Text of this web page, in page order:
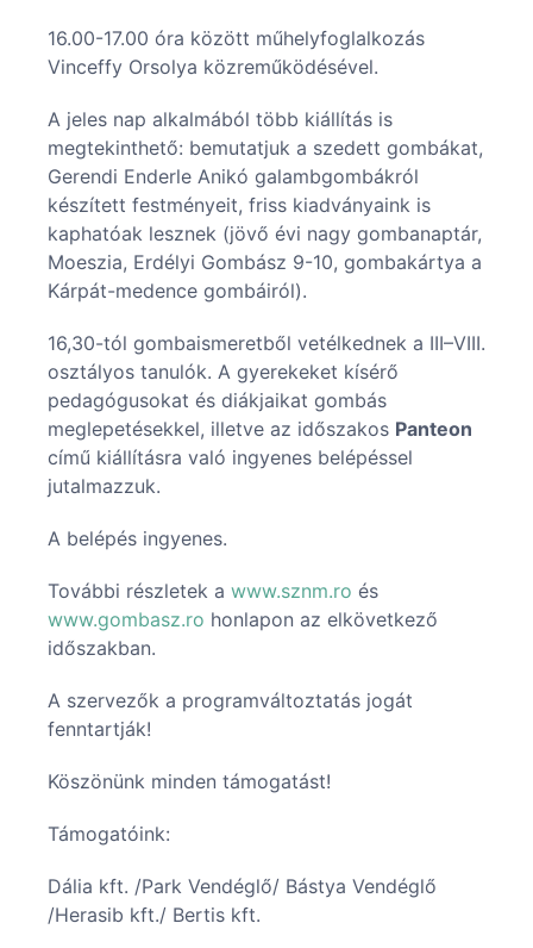
16.00-17.00 óra között műhelyfoglalkozás
Vinceffy Orsolya közreműködésével.
A jeles nap alkalmából több kiállítás is
megtekinthető: bemutatjuk a szedett gombákat,
Gerendi Enderle Anikó galambgombákról
készített festményeit, friss kiadványaink is
kaphatóak lesznek (jövő évi nagy gombanaptár,
Moeszia, Erdélyi Gombász 9-10, gombakártya a
Kárpát-medence gombáiról).
16,30-tól gombaismeretből vetélkednek a III–VIII.
osztályos tanulók. A gyerekeket kísérő
pedagógusokat és diákjaikat gombás
meglepetésekkel, illetve az időszakos Panteon
című kiállításra való ingyenes belépéssel
jutalmazzuk.
A belépés ingyenes.
További részletek a www.sznm.ro és
www.gombasz.ro honlapon az elkövetkező
időszakban.
A szervezők a programváltoztatás jogát
fenntartják!
Köszönünk minden támogatást!
Támogatóink:
Dália kft. /Park Vendéglő/ Bástya Vendéglő
/Herasib kft./ Bertis kft.